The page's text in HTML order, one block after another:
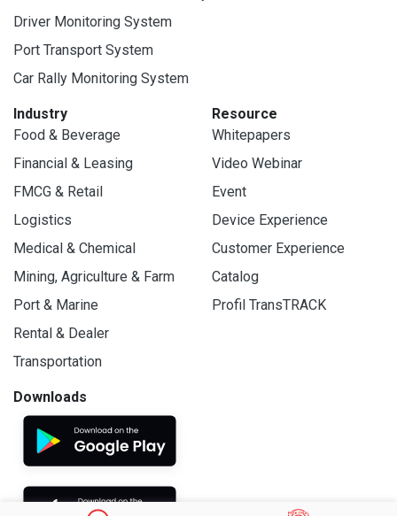
Driver Monitoring System
Port Transport System
Car Rally Monitoring System
Industry
Food & Beverage
Financial & Leasing
FMCG & Retail
Logistics
Medical & Chemical
Mining, Agriculture & Farm
Port & Marine
Rental & Dealer
Transportation
Resource
Whitepapers
Video Webinar
Event
Device Experience
Customer Experience
Catalog
Profil TransTRACK
Downloads